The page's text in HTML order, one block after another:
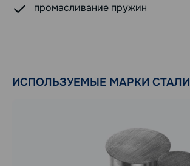
промасливание пружин
ИСПОЛЬЗУЕМЫЕ МАРКИ СТАЛИ